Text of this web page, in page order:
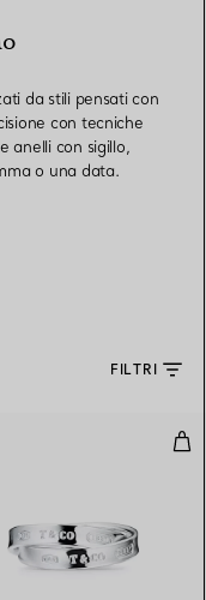
da stili pensati con
con tecniche
anelli con sigillo,
o una data.
FILTRI